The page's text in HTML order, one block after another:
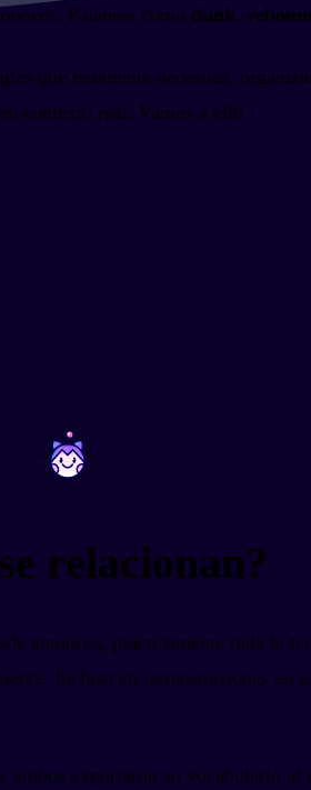
Palabras como dunk,
que realmente necesitas,
contexto real. Vamos a ello.
~ ~
relacionan?
entonces, prácticamente toda la
Incluso en retransmisiones en
exportaron su vocabulario